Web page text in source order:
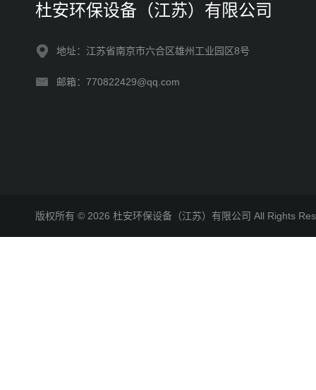
杜安环保设备（江苏）有限公司
地址：江苏省南京市六合区雄州工业园区8号
邮箱：770822429@qq.com
版权所有 © 2026 杜安环保设备（江苏）有限公司 All Rights